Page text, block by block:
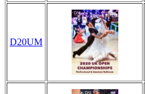
D20UM